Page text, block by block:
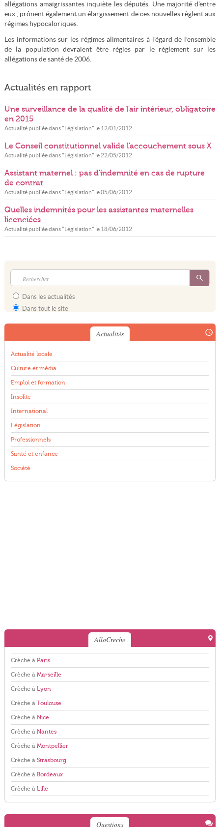
allégations amaigrissantes inquiète les députés. Une majorité d'entre
eux , prônent également un élargissement de ces nouvelles règlent aux
régimes hypocaloriques.
Les informations sur les régimes alimentaires à l'égard de l'ensemble
de la population devraient être régies par le règlement sur les
allégations de santé de 2006.
Actualités en rapport
Une surveillance de la qualité de l'air intérieur, obligatoire
en 2015
Actualité publiée dans "Législation" le 12/01/2012
Le Conseil constitutionnel valide l'accouchement sous X
Actualité publiée dans "Législation" le 22/05/2012
Assistant maternel : pas d'indemnité en cas de rupture
de contrat
Actualité publiée dans "Législation" le05/06/2012
Quelles indemnités pour les assistantes maternelles
licenciées
Actualité publiée dans "Législation" le 18/06/2012
Dans les actualités
Dans tout le site
Actualités
Actualité locale
Culture et média
Emploi et formation
Insolite
International
Législation
Professionnels
Santé et enfance
Société
AlloCreche
Crèche à Paris
Crèche à Marseille
Crèche à Lyon
Crèche à Toulouse
Crèche à Nice
Crèche à Nantes
Crèche à Montpellier
Crèche à Strasbourg
Crèche à Bordeaux
Crèche à Lille
Questions